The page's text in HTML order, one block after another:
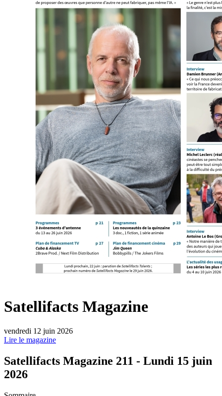
Satellifacts Magazine
vendredi 12 juin 2026
Lire le magazine
Satellifacts Magazine 211 - Lundi 15 juin
2026